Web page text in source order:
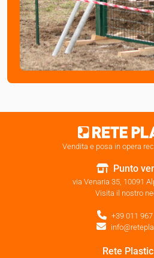
Vendita e posa in opera
Punto
via Venaria 35, 10091
Visita il nostro
+39 011
Rete